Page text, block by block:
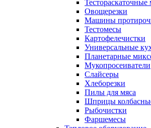
Овощерезки
Машины
Тестомесы
Картофелечистки
Универсальные
Планетарные
Мукопросеиватели
Слайсеры
Хлеборезки
Пилы для мяса
Шприцы
Рыбочистки
Фаршемесы